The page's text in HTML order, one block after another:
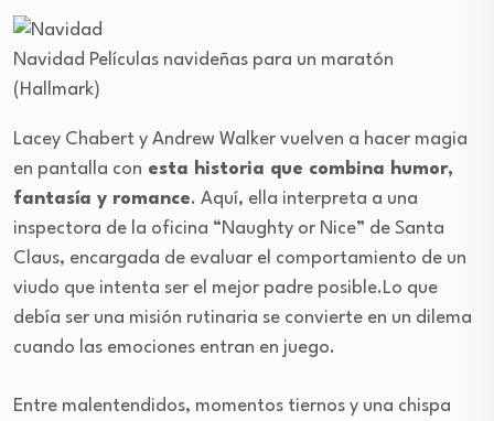
Navidad Películas navideñas para un maratón
(Hallmark)
Lacey Chabert y Andrew Walker vuelven a hacer magia
en pantalla con esta historia que combina humor,
fantasía y romance. Aquí, ella interpreta a una
inspectora de la oficina “Naughty or Nice” de Santa
Claus, encargada de evaluar el comportamiento de un
viudo que intenta ser el mejor padre posible.Lo que
debía ser una misión rutinaria se convierte en un dilema
cuando las emociones entran en juego.
Entre malentendidos, momentos tiernos y una chispa